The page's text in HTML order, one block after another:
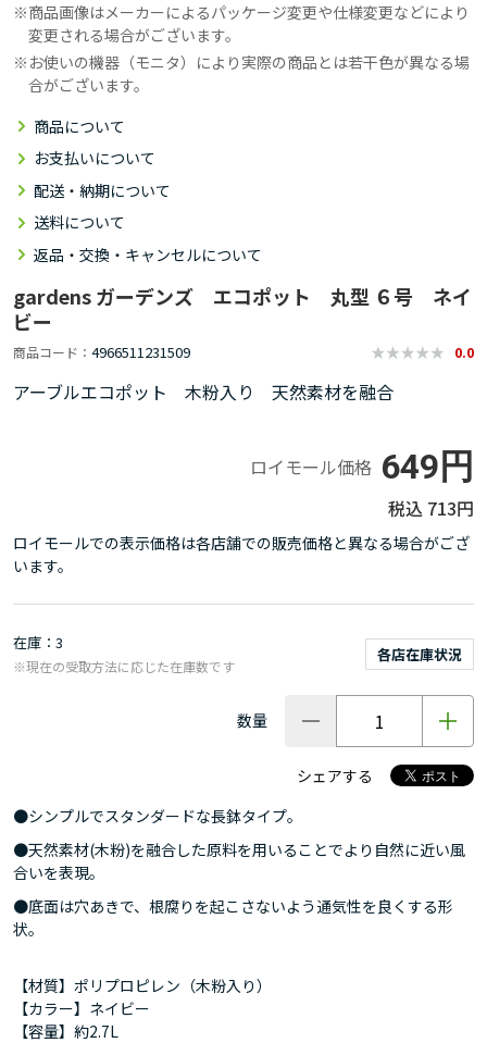
商品画像はメーカーによるパッケージ変更や仕様変更などにより
変更される場合がございます。
お使いの機器（モニタ）により実際の商品とは若干色が異なる場
合がございます。
商品について
お支払いについて
配送・納期について
送料について
返品・交換・キャンセルについて
gardens ガーデンズ エコポット 丸型 ６号 ネイ
ビー
商品コード 4966511231509 0.0
アーブルエコポット 木粉入り 天然素材を融合
ロイモール価格 649円
713円
ロイモールでの表示価格は各店舗での販売価格と異なる場合がござ
います。
在庫 3
各店在庫状況
※現在の受取方法に応じた在庫数です
数量
シェアする
●シンプルでスタンダードな長鉢タイプ。
●天然素材(木粉)を融合した原料を用いることでより自然に近い風
合いを表現。
●底面は穴あきで、根腐りを起こさないよう通気性を良くする形
状。
【材質】ポリプロピレン（木粉入り）
【カラー】ネイビー
【容量】約2.7L